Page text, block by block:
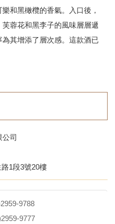
和黑橄欖的香氣。入口後，
蓉花和黑李子的風味層層遞
其增添了層次感。這款酒已
公司
1段3號20樓
9788
9777